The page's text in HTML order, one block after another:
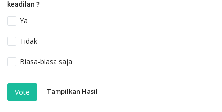
keadilan ?
Ya
Tidak
Biasa-biasa saja
Vote Tampilkan Hasil